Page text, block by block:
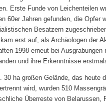
Erste Funde von Leichenteilen
60er Jahren gefunden, die Opfer
Besatzern
erst auf, als Archäologen der
1998 erneut bei Ausgrabungen
und ihre Erkenntnisse
30 ha großen Gelände, das heute
wird, wurden 510
Überreste von Belarussen,